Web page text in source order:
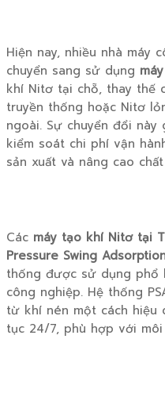
Hiện nay, nhiều nhà máy
chuyển sang sử dụng
khí Nitơ tại chỗ, thay thế
truyền thống hoặc Nitơ
ngoài. Sự chuyển đổi
kiểm soát chi phí vận
sản xuất và nâng cao
Các máy tạo khí Nitơ tại
Pressure Swing
thống được sử dụng phổ
công nghiệp. Hệ thống
từ khí nén một cách hiệu
tục 24/7, phù hợp với